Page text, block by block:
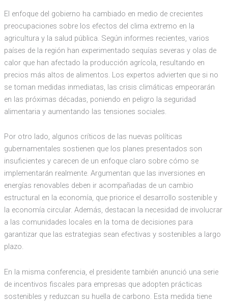
El enfoque del gobierno ha cambiado en medio de crecientes
preocupaciones sobre los efectos del clima extremo en la
agricultura y la salud pública. Según informes recientes, varios
países de la región han experimentado sequías severas y olas de
calor que han afectado la producción agrícola, resultando en
precios más altos de alimentos. Los expertos advierten que si no
se toman medidas inmediatas, las crisis climáticas empeorarán
en las próximas décadas, poniendo en peligro la seguridad
alimentaria y aumentando las tensiones sociales.
Por otro lado, algunos críticos de las nuevas políticas
gubernamentales sostienen que los planes presentados son
insuficientes y carecen de un enfoque claro sobre cómo se
implementarán realmente. Argumentan que las inversiones en
energías renovables deben ir acompañadas de un cambio
estructural en la economía, que priorice el desarrollo sostenible y
la economía circular. Además, destacan la necesidad de involucrar
a las comunidades locales en la toma de decisiones para
garantizar que las estrategias sean efectivas y sostenibles a largo
plazo.
En la misma conferencia, el presidente también anunció una serie
de incentivos fiscales para empresas que adopten prácticas
sostenibles y reduzcan su huella de carbono. Esta medida tiene